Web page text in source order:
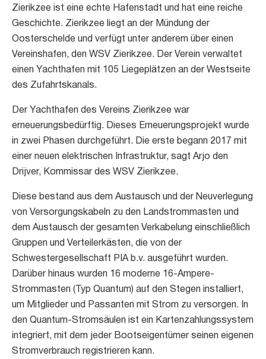
Zierikzee ist eine echte Hafenstadt und hat eine reiche
Geschichte. Zierikzee liegt an der Mündung der
Oosterschelde und verfügt unter anderem über einen
Vereinshafen, den WSV Zierikzee. Der Verein verwaltet
einen Yachthafen mit 105 Liegeplätzen an der Westseite
des Zufahrtskanals.
Der Yachthafen des Vereins Zierikzee war
erneuerungsbedürftig. Dieses Erneuerungsprojekt wurde
in zwei Phasen durchgeführt. Die erste begann 2017 mit
einer neuen elektrischen Infrastruktur, sagt Arjo den
Drijver, Kommissar des WSV Zierikzee.
Diese bestand aus dem Austausch und der Neuverlegung
von Versorgungskabeln zu den Landstrommasten und
dem Austausch der gesamten Verkabelung einschließlich
Gruppen und Verteilerkästen, die von der
Schwestergesellschaft PIA b.v. ausgeführt wurden.
Darüber hinaus wurden 16 moderne 16-Ampere-
Strommasten (Typ Quantum) auf den Stegen installiert,
um Mitglieder und Passanten mit Strom zu versorgen. In
den Quantum-Stromsäulen ist ein Kartenzahlungssystem
integriert, mit dem jeder Bootseigentümer seinen eigenen
Stromverbrauch registrieren kann.